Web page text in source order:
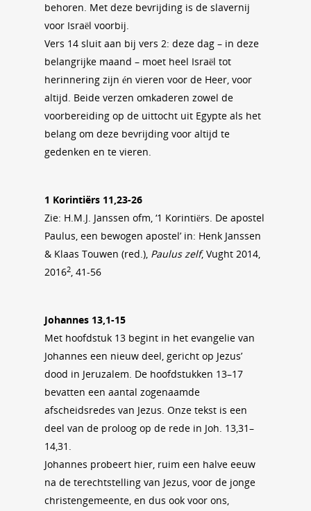
behoren. Met deze bevrijding is de slavernij
voor Israël voorbij.
Vers 14 sluit aan bij vers 2: deze dag – in deze
belangrijke maand – moet heel Israël tot
herinnering zijn én vieren voor de Heer, voor
altijd. Beide verzen omkaderen zowel de
voorbereiding op de uittocht uit Egypte als het
belang om deze bevrijding voor altijd te
gedenken en te vieren.
1 Korintiërs 11,23-26
Zie: H.M.J. Janssen ofm, ‘1 Korintiërs. De apostel
Paulus, een bewogen apostel’ in: Henk Janssen
& Klaas Touwen (red.), Paulus zelf, Vught 2014,
20162, 41-56
Johannes 13,1-15
Met hoofdstuk 13 begint in het evangelie van
Johannes een nieuw deel, gericht op Jezus’
dood in Jeruzalem. De hoofdstukken 13–17
bevatten een aantal zogenaamde
afscheidsredes van Jezus. Onze tekst is een
deel van de proloog op de rede in Joh. 13,31–
14,31.
Johannes probeert hier, ruim een halve eeuw
na de terechtstelling van Jezus, voor de jonge
christengemeente, en dus ook voor ons,